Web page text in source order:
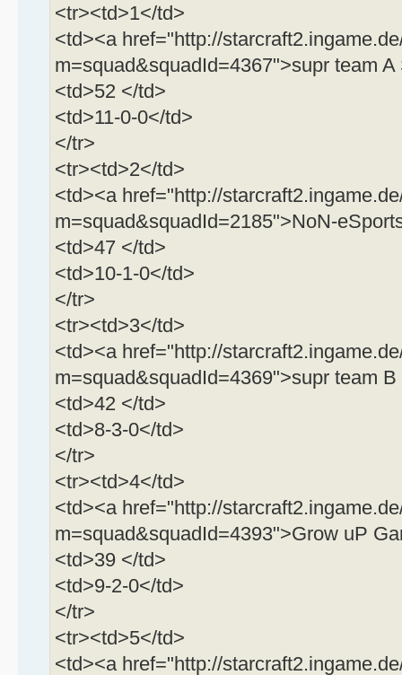
<tr><td>1</td>
<td><a href="http://
m=squad&squadId=4367">supr team
<td>52 </td>
<td>11-0-0</td>
</tr>
<tr><td>2</td>
<td><a href="http://
m=squad&squadId=2185">NoN-
<td>47 </td>
<td>10-1-0</td>
</tr>
<tr><td>3</td>
<td><a href="http://
m=squad&squadId=4369">supr team
<td>42 </td>
<td>8-3-0</td>
</tr>
<tr><td>4</td>
<td><a href="http://
m=squad&squadId=4393">Grow uP
<td>39 </td>
<td>9-2-0</td>
</tr>
<tr><td>5</td>
<td><a href="http://